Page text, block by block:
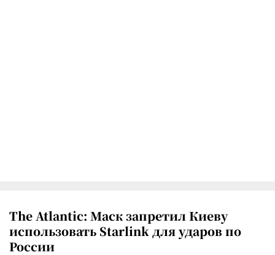
The Atlantic: Маск запретил Киеву
использовать Starlink для ударов по
России